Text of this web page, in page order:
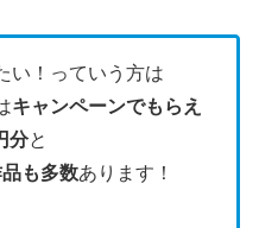
い！っていう方は
キャンペーンでもらえ
分と
も多数あります！